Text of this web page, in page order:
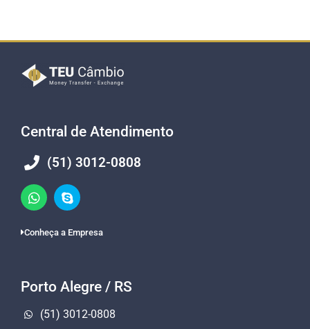
Central de Atendimento
(51) 3012-0808
Conheça a Empresa
Porto Alegre / RS
(51) 3012-0808